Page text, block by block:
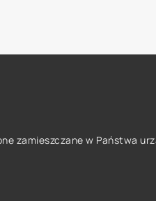
zamieszczane w Państwa